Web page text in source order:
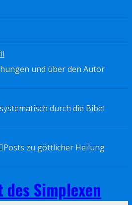
und über den Autor
systematisch durch die Bibel
Posts zu göttlicher Heilung
Simplexen